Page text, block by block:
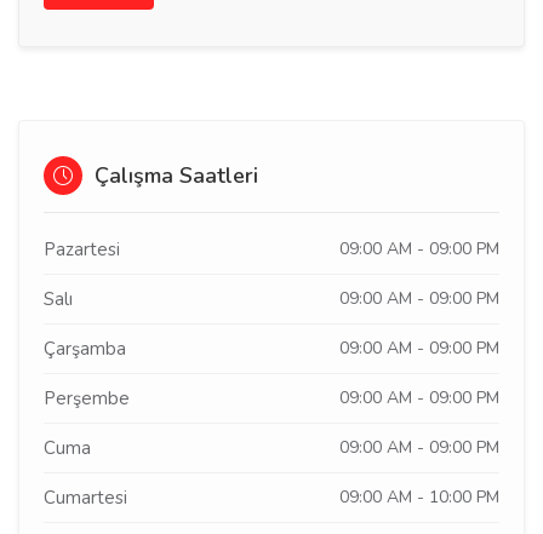
Çalışma Saatleri
Pazartesi 09:00 AM - 09:00 PM
Salı 09:00 AM - 09:00 PM
Çarşamba 09:00 AM - 09:00 PM
Perşembe 09:00 AM - 09:00 PM
Cuma 09:00 AM - 09:00 PM
Cumartesi 09:00 AM - 10:00 PM